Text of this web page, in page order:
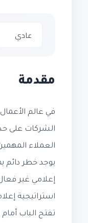
مقدمة
في عالم
الشركات على
العملاء
يوجد خطر دائم
إعلامي غير
استراتيجية
تفتح الباب